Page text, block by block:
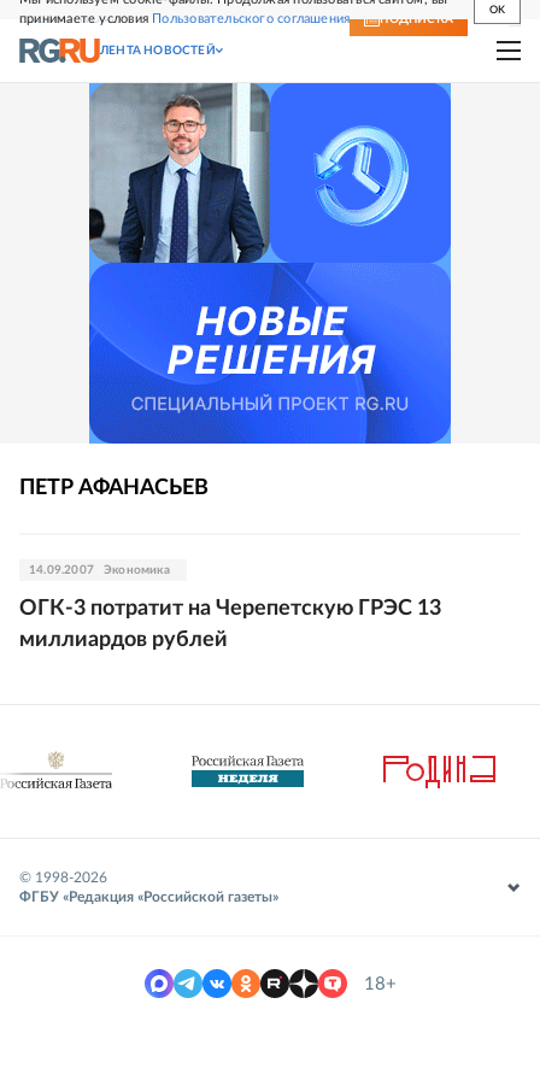
принимаете условия Пользовательского соглашения
OK
СВЕЖИЙ НОМЕР ПОДПИСКА
ЛЕНТА НОВОСТЕЙ
ПЕТР АФАНАСЬЕВ
14.09.2007 Экономика
ОГК-3 потратит на Черепетскую ГРЭС 13
миллиардов рублей
© 1998-2026
ФГБУ «Редакция «Российской газеты»
18+